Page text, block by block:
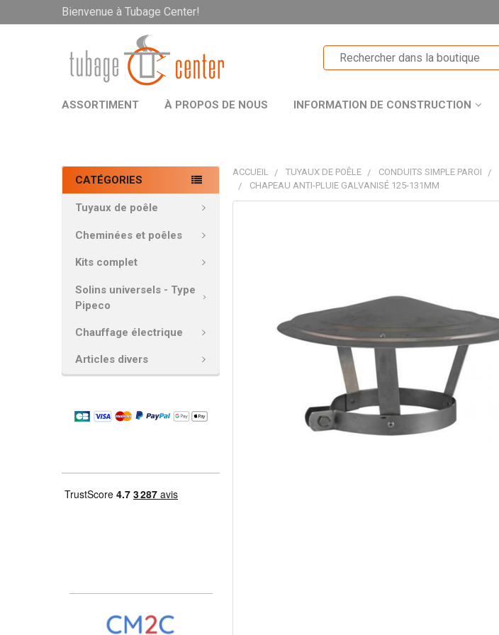
Bienvenue à Tubage Center!
ASSORTIMENT À PROPOS DE NOUS INFORMATION DE CONSTRUCTION
CATÉGORIES
Tuyaux de poêle
Cheminées et poêles
Kits complet
Solins universels - Type
Pipeco
Chauffage électrique
Articles divers
ACCUEIL TUYAUX DE POÊLE CONDUITS SIMPLE PAROI
CHAPEAU ANTI-PLUIE GALVANISÉ 125-131MM
AJOUTER